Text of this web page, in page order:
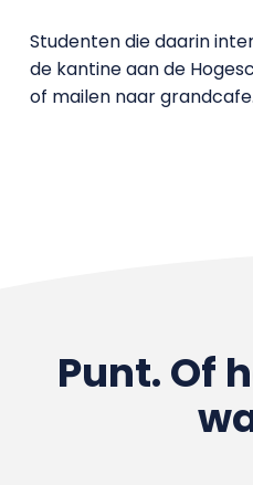
Studenten die daarin
de kantine aan de
of mailen naar
Punt. Of